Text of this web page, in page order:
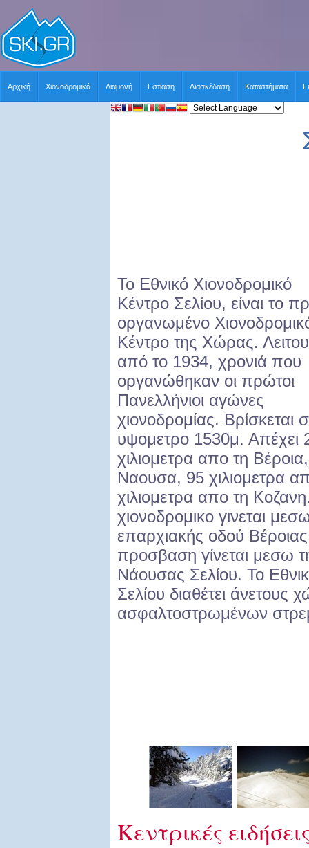
Αρχική Χιονοδρομικά Διαμονή Εστίαση Διασκέδαση Καταστήματα
Το Εθνικό Χιονοδρομικό
Κέντρο Σελίου, είναι το
οργανωμένο
Κέντρο της Χώρας.
από το 1934, χρονιά που
οργανώθηκαν οι πρώτοι
Πανελλήνιοι αγώνες
χιονοδρομίας. Βρίσκεται
υψομετρο 1530μ. Απέχει
χιλιομετρα απο τη
Ναουσα, 95 χιλιομετρα
χιλιομετρα απο τη
χιονοδρομικο γινεται
επαρχιακής οδού
προσβαση γίνεται μεσω
Νάουσας Σελίου. Το
Σελίου διαθέτει άνετους
ασφαλτοστρωμένων
Κεντρικές